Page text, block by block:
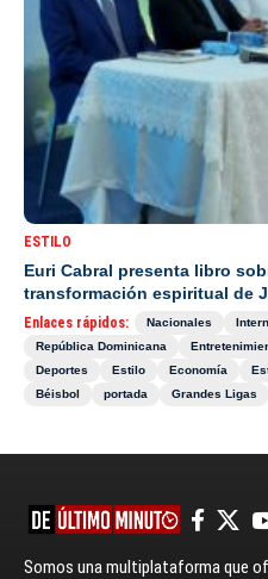
ESTILO
Euri Cabral presenta libro
transformación espiritual de
Enlaces rápidos: Nacionales
República Dominicana
Deportes
Estilo Economía
Béisbol
portada Grandes Ligas
Somos una multiplataforma que